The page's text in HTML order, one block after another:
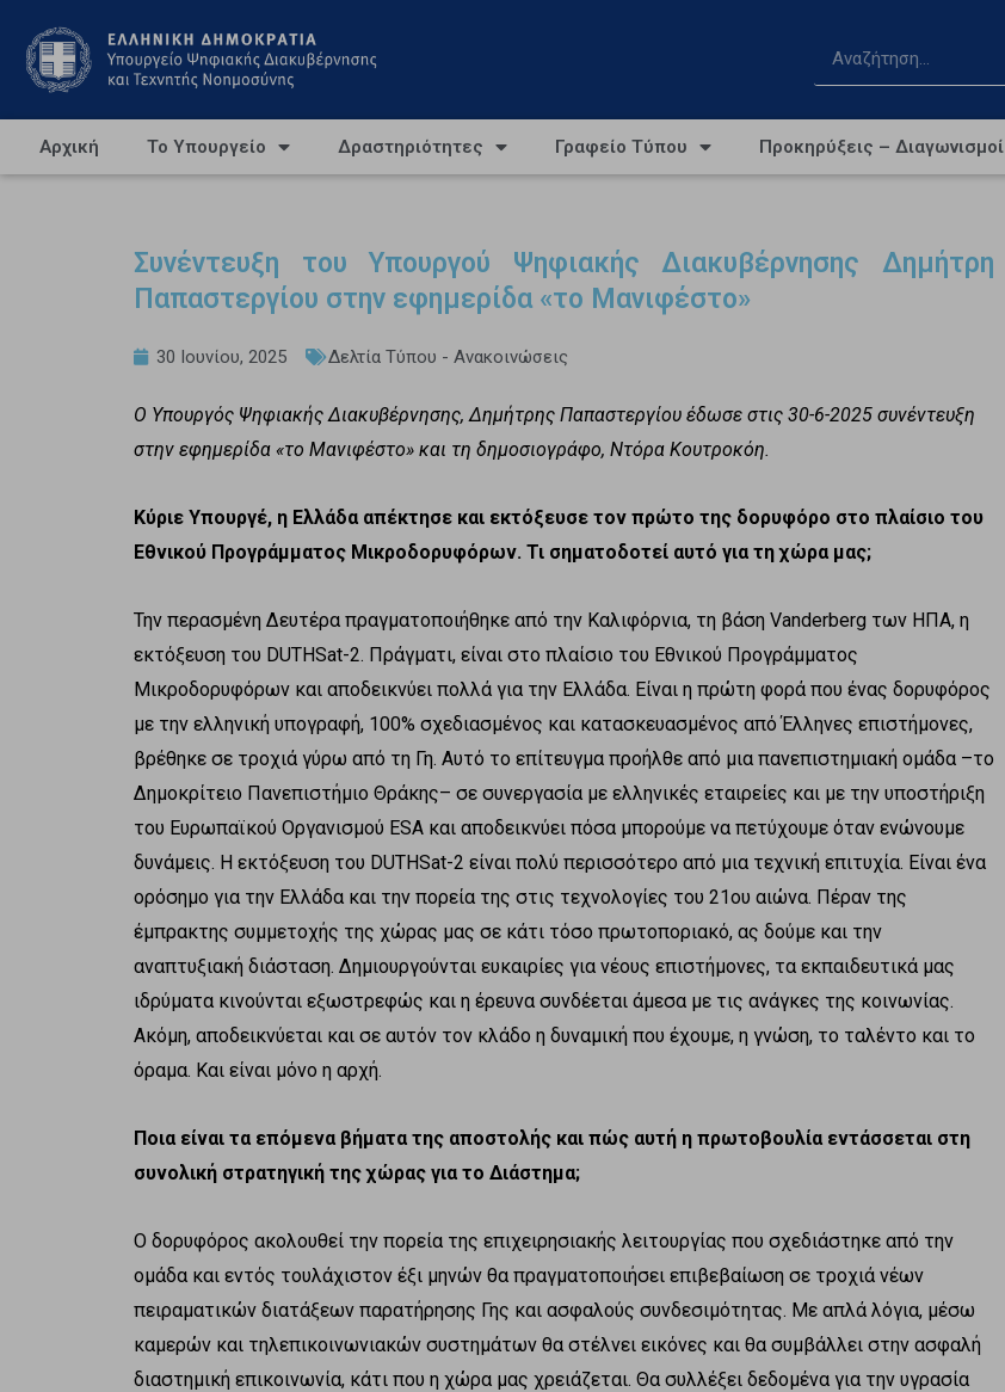
Αρχική Το Υπουργείο Δραστηριότητες Γραφείο Τύπου Προκηρύξεις – Διαγωνισμοί
Συνέντευξη του Υπουργού Ψηφιακής Διακυβέρνησης Δημήτρη
Παπαστεργίου στην εφημερίδα «το Μανιφέστο»
30 Ιουνίου, 2025 Δελτία Τύπου - Ανακοινώσεις
Ο Υπουργός Ψηφιακής Διακυβέρνησης, Δημήτρης Παπαστεργίου έδωσε στις 30-6-2025 συνέντευξη
στην εφημερίδα «το Μανιφέστο» και τη δημοσιογράφο, Ντόρα Κουτροκόη.
Κύριε Υπουργέ, η Ελλάδα απέκτησε και εκτόξευσε τον πρώτο της δορυφόρο στο πλαίσιο του
Εθνικού Προγράμματος Μικροδορυφόρων. Τι σηματοδοτεί αυτό για τη χώρα μας;
Την περασμένη Δευτέρα πραγματοποιήθηκε από την Καλιφόρνια, τη βάση Vanderberg των ΗΠΑ, η
εκτόξευση του DUTHSat-2. Πράγματι, είναι στο πλαίσιο του Εθνικού Προγράμματος
Μικροδορυφόρων και αποδεικνύει πολλά για την Ελλάδα. Είναι η πρώτη φορά που ένας δορυφόρος
με την ελληνική υπογραφή, 100% σχεδιασμένος και κατασκευασμένος από Έλληνες επιστήμονες,
βρέθηκε σε τροχιά γύρω από τη Γη. Αυτό το επίτευγμα προήλθε από μια πανεπιστημιακή ομάδα –το
Δημοκρίτειο Πανεπιστήμιο Θράκης– σε συνεργασία με ελληνικές εταιρείες και με την υποστήριξη
του Ευρωπαϊκού Οργανισμού ESA και αποδεικνύει πόσα μπορούμε να πετύχουμε όταν ενώνουμε
δυνάμεις. Η εκτόξευση του DUTHSat-2 είναι πολύ περισσότερο από μια τεχνική επιτυχία. Είναι ένα
ορόσημο για την Ελλάδα και την πορεία της στις τεχνολογίες του 21ου αιώνα. Πέραν της
έμπρακτης συμμετοχής της χώρας μας σε κάτι τόσο πρωτοποριακό, ας δούμε και την
αναπτυξιακή διάσταση. Δημιουργούνται ευκαιρίες για νέους επιστήμονες, τα εκπαιδευτικά μας
ιδρύματα κινούνται εξωστρεφώς και η έρευνα συνδέεται άμεσα με τις ανάγκες της κοινωνίας.
Ακόμη, αποδεικνύεται και σε αυτόν τον κλάδο η δυναμική που έχουμε, η γνώση, το ταλέντο και το
όραμα. Και είναι μόνο η αρχή.
Ποια είναι τα επόμενα βήματα της αποστολής και πώς αυτή η πρωτοβουλία εντάσσεται στη
συνολική στρατηγική της χώρας για το Διάστημα;
Ο δορυφόρος ακολουθεί την πορεία της επιχειρησιακής λειτουργίας που σχεδιάστηκε από την
ομάδα και εντός τουλάχιστον έξι μηνών θα πραγματοποιήσει επιβεβαίωση σε τροχιά νέων
πειραματικών διατάξεων παρατήρησης Γης και ασφαλούς συνδεσιμότητας. Με απλά λόγια, μέσω
καμερών και τηλεπικοινωνιακών συστημάτων θα στέλνει εικόνες και θα συμβάλλει στην ασφαλή
διαστημική επικοινωνία, κάτι που η χώρα μας χρειάζεται. Θα συλλέξει δεδομένα για την υγρασία